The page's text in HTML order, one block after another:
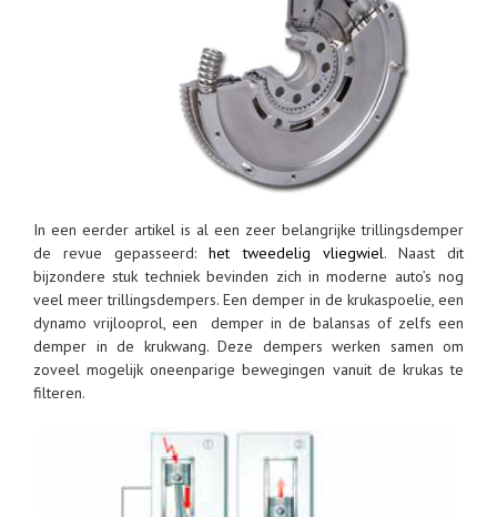
In een eerder artikel is al een zeer belangrijke trillingsdemper
de revue gepasseerd:het tweedelig vliegwiel. Naast dit
bijzondere stuk techniek bevinden zich in moderne auto’s nog
veel meer trillingsdempers. Een demper in de krukaspoelie, een
dynamo vrijlooprol, een demper in de balansas of zelfs een
demper in de krukwang. Deze dempers werken samen om
zoveel mogelijk oneenparige bewegingen vanuit de krukas te
filteren.